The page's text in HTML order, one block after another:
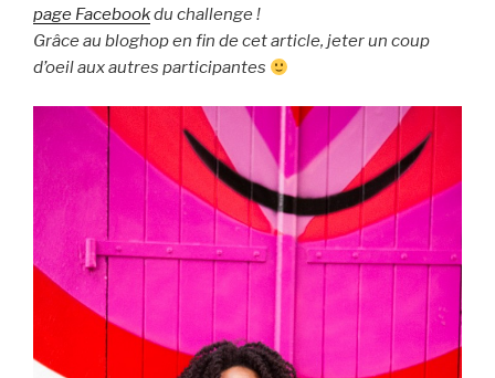
page Facebookdu challenge !
Grâce au bloghop en fin de cet article, jeter un coup
d’oeil aux autres participantes